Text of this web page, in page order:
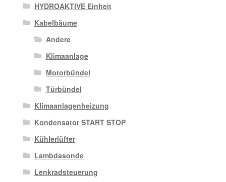
HYDROAKTIVE Einheit
Kabelbäume
Andere
Klimaanlage
Motorbündel
Türbündel
Klimaanlagenheizung
Kondensator START STOP
Kühlerlüfter
Lambdasonde
Lenkradsteuerung